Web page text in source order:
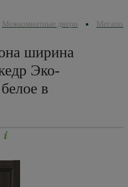
Межкомнатные двери
ширина
Эко-
в